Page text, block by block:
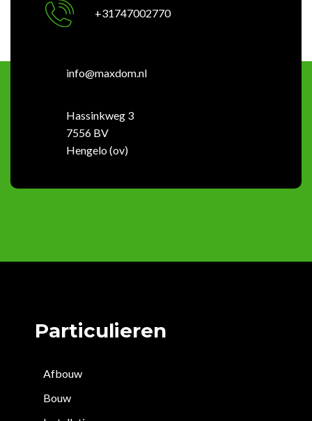
+31747002770
info@maxdom.nl
Hassinkweg 3
7556 BV
Hengelo (ov)
Particulieren
Afbouw
Bouw